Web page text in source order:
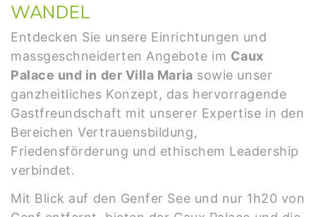
WANDEL
Entdecken Sie unsere Einrichtungen und
massgeschneiderten Angebote im Caux
Palace und in der Villa Maria sowie unser
ganzheitliches Konzept, das hervorragende
Gastfreundschaft mit unserer Expertise in den
Bereichen Vertrauensbildung,
Friedensförderung und ethischem Leadership
verbindet.
Mit Blick auf den Genfer See und nur 1h20 von